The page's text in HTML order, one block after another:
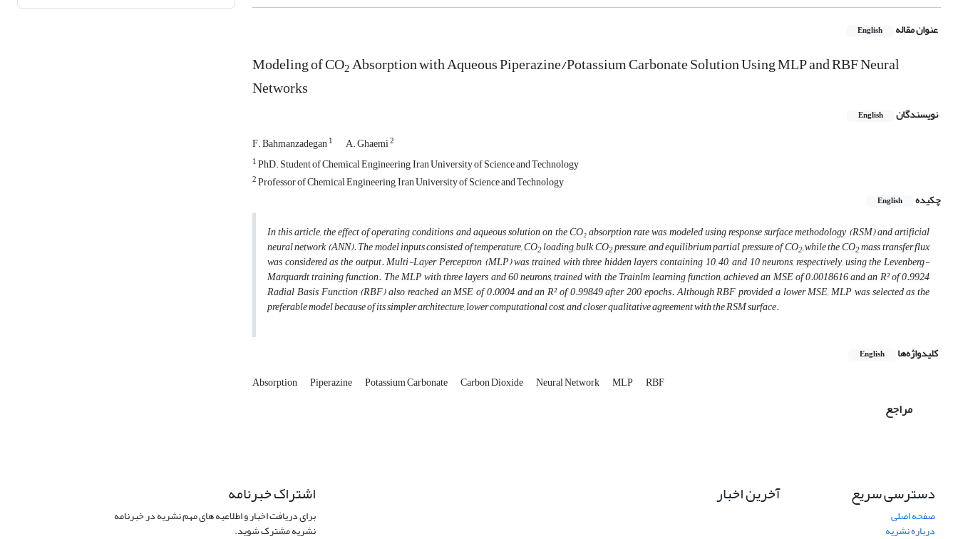
عنوان مقاله English
Modeling of CO2Absorption with Aqueous Piperazine/Potassium Carbonate Solution Using MLP and RBF Neural
Networks
نویسندگان English
F. Bahmanzadegan1 A. Ghaemi2
1PhD. Student of Chemical Engineering, Iran University of Science and Technology
2Professor of Chemical Engineering, Iran University of Science and Technology
چکیده
English
In this article, the effect of operating conditions and aqueous solution on the CO₂ absorption rate was modeled using response surface methodology (RSM) and artificial
neural network (ANN). The model inputs consisted of temperature, CO2loading, bulk CO2pressure, and equilibrium partial pressure of CO2, while the CO2mass transfer flux
was considered as the output. Multi-Layer Perceptron (MLP) was trained with three hidden layers containing 10, 40, and 10 neurons, respectively, using the Levenberg-
Marquardt training function. The MLP with three layers and 60 neurons, trained with the Trainlm learning function, achieved an MSE of 0.0018616 and an R² of 0.9924
Radial Basis Function (RBF) also reached an MSE of 0.0004 and an R² of 0.99849 after 200 epochs. Although RBF provided a lower MSE, MLP was selected as the
preferable model because of its simpler architecture, lower computational cost, and closer qualitative agreement with the RSM surface.
کلیدواژه‌ها English
Absorption Piperazine Potassium Carbonate Carbon Dioxide Neural Network MLP RBF
مراجع
دسترسی سریع
صفحه اصلی
درباره نشریه
آخرین اخبار اشتراک خبرنامه
برای دریافت اخبار و اطلاعیه های مهم نشریه در خبرنامه
نشریه مشترک شوید.